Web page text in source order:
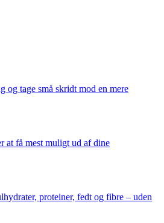
tage små skridt mod en mere
at få mest muligt ud af dine
proteiner, fedt og fibre – uden